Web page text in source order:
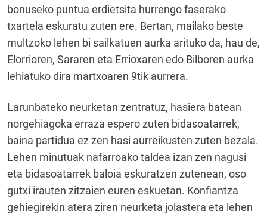
bonuseko puntua erdietsita hurrengo faserako
txartela eskuratu zuten ere. Bertan, mailako beste
multzoko lehen bi sailkatuen aurka arituko da, hau de,
Elorrioren, Sararen eta Errioxaren edo Bilboren aurka
lehiatuko dira martxoaren 9tik aurrera.
Larunbateko neurketan zentratuz, hasiera batean
norgehiagoka erraza espero zuten bidasoatarrek,
baina partidua ez zen hasi aurreikusten zuten bezala.
Lehen minutuak nafarroako taldea izan zen nagusi
eta bidasoatarrek baloia eskuratzen zutenean, oso
gutxi irauten zitzaien euren eskuetan. Konfiantza
gehiegirekin atera ziren neurketa jolastera eta lehen